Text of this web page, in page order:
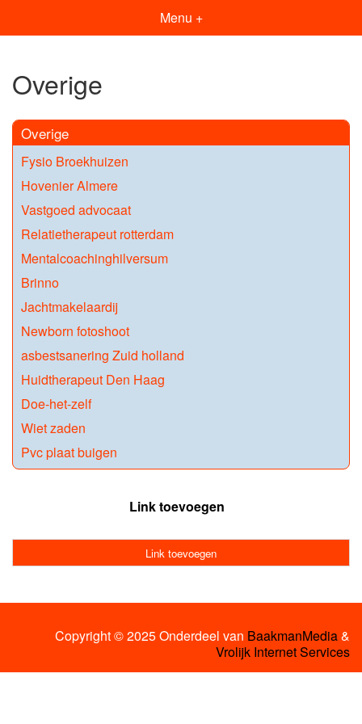
Menu +
Overige
Overige
Fysio Broekhuizen
Hovenier Almere
Vastgoed advocaat
Relatietherapeut rotterdam
Mentalcoachinghilversum
Brinno
Jachtmakelaardij
Newborn fotoshoot
asbestsanering Zuid holland
Huidtherapeut Den Haag
Doe-het-zelf
Wiet zaden
Pvc plaat buigen
Link toevoegen
Link toevoegen
Copyright © 2025 Onderdeel van BaakmanMedia&
Vrolijk Internet Services